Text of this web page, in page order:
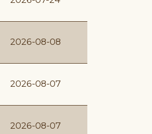
2026-08-08
2026-08-07
2026-08-07